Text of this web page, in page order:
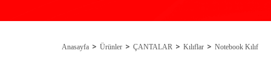
Anasayfa Ürünler ÇANTALAR Kılıflar Notebook Kılıf